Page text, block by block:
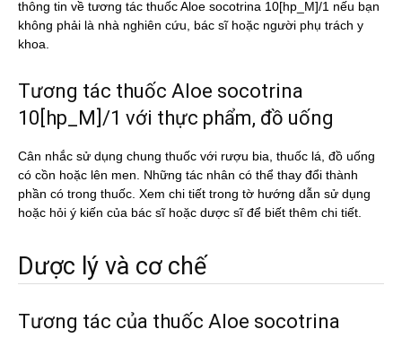
thông tin về tương tác thuốc Aloe socotrina 10[hp_M]/1 nếu bạn
không phải là nhà nghiên cứu, bác sĩ hoặc người phụ trách y
khoa.
Tương tác thuốc Aloe socotrina
10[hp_M]/1 với thực phẩm, đồ uống
Cân nhắc sử dụng chung thuốc với rượu bia, thuốc lá, đồ uống
có cồn hoặc lên men. Những tác nhân có thể thay đổi thành
phần có trong thuốc. Xem chi tiết trong tờ hướng dẫn sử dụng
hoặc hỏi ý kiến của bác sĩ hoặc dược sĩ để biết thêm chi tiết.
Dược lý và cơ chế
Tương tác của thuốc Aloe socotrina